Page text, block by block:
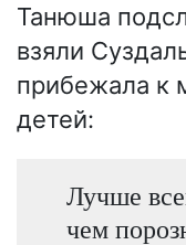
Танюша
взяли
прибежала к
детей:
Лучше
чем